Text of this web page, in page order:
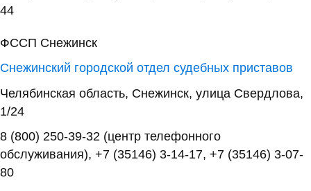
44
ФССП Снежинск
Снежинский городской отдел судебных приставов
Челябинская область, Снежинск, улица Свердлова,
1/24
8 (800) 250-39-32 (центр телефонного
обслуживания), +7 (35146) 3-14-17, +7 (35146) 3-07-
80